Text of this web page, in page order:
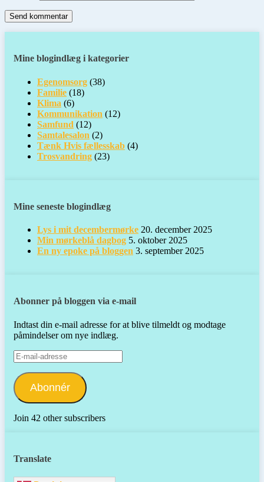
Mine blogindlæg i kategorier
Egenomsorg (38)
Familie (18)
Klima (6)
Kommunikation (12)
Samfund (12)
Samtalesalon (2)
Tænk Hvis fællesskab (4)
Trosvandring (23)
Mine seneste blogindlæg
Lys i mit decembermørke 20. december 2025
Min mørkeblå dagbog 5. oktober 2025
En ny epoke på bloggen 3. september 2025
Abonner på bloggen via e-mail
Indtast din e-mail adresse for at blive tilmeldt og modtage
påmindelser om nye indlæg.
E-
mail-
adresse
Abonnér
Join 42 other subscribers
Translate